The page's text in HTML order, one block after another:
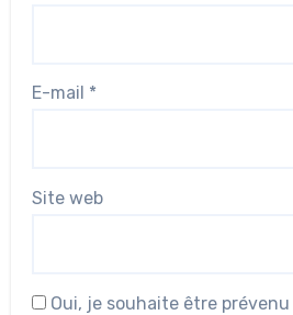
E-mail *
Site web
Oui, je souhaite être prévenu